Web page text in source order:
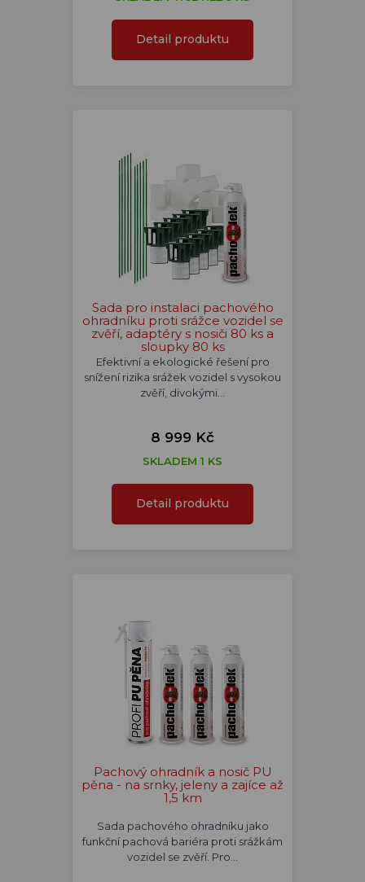
Detail produktu
Sada pro instalaci pachového
ohradníku proti srážce vozidel se
zvěří, adaptéry s nosiči 80 ks a
sloupky 80 ks
Efektivní a ekologické řešení pro
snížení rizika srážek vozidel s vysokou
zvěří, divokými…
8 999 Kč
SKLADEM 1 KS
Detail produktu
Pachový ohradník a nosič PU
pěna - na srnky, jeleny a zajíce až
1,5 km
Sada pachového ohradníku jako
funkční pachová bariéra proti srážkám
vozidel se zvěří. Pro…